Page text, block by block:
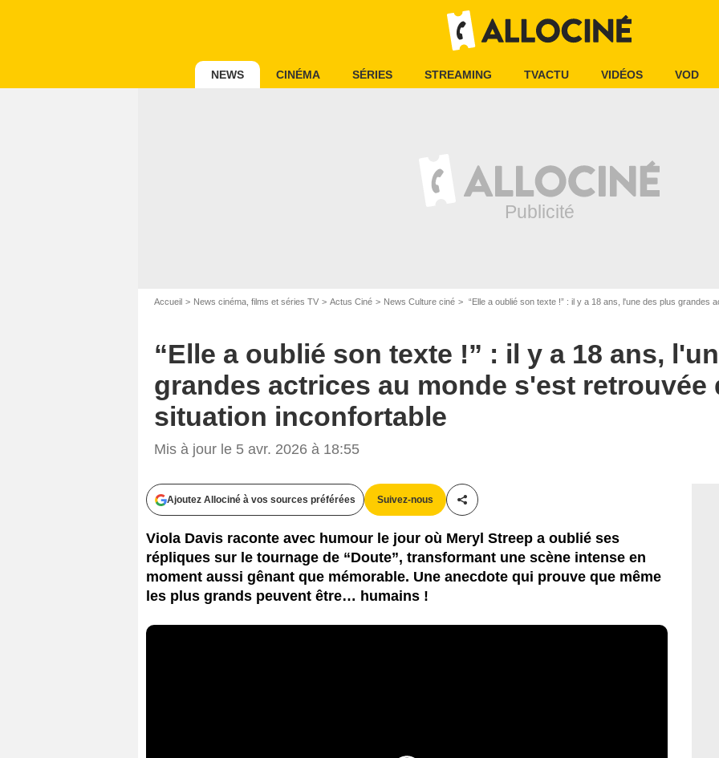
NEWS CINÉMA SÉRIES STREAMING TVACTU VIDÉOS VOD
Accueil News cinéma, films et séries TV Actus Ciné News Culture ciné “Elle a oublié son texte !” : il y a 18 ans, l'une des plus grandes
“Elle a oublié son texte !” : il y a 18 ans,
grandes actrices au monde s'est retrouvée
situation inconfortable
Mis à jour le 5 avr. 2026 à 18:55
Ajoutez Allociné à vos sources préférées Suivez-nous
Partager cet article
Viola Davis raconte avec humour le jour où Meryl Streep a oublié ses
répliques sur le tournage de “Doute”, transformant une scène intense en
moment aussi gênant que mémorable. Une anecdote qui prouve que même
les plus grands peuvent être… humains !